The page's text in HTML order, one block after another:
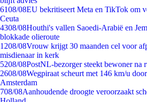
6108/08EU bekritiseert Meta en TikTok om
Ceuta
4308/08Houthi's vallen Saoedi-Arabië en
blokkade olieroute
1208/08Vrouw krijgt 30 maanden cel voor
misdienaar in kerk
5208/08PostNL-bezorger steekt bewoner na
2608/08Wegpiraat scheurt met 146 km/u
Amsterdam
708/08Aanhoudende droogte veroorzaakt